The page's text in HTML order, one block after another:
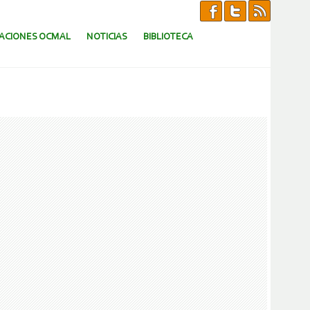
OCMAL NOTICIAS BIBLIOTECA